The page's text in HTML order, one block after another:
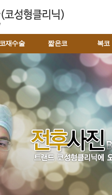
코재수술 짧은코 복코